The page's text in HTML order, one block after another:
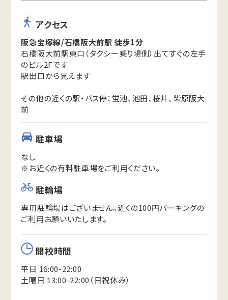
アクセス
阪急宝塚線/石橋阪大前駅 徒歩1分
石橋阪大前駅東口（タクシー乗り場側）出てすぐの左手
のビル2Fです
駅出口から見えます
その他の近くの駅・バス停：蛍池、池田、桜井、柴原阪大
前
駐車場
なし
※お近くの有料駐車場をご利用ください。
駐輪場
専用駐輪場はございません。近くの100円パーキングの
ご利用お願いいたします。
開校時間
平日 16:00-22:00
土曜日 13:00-22:00（日祝休み）